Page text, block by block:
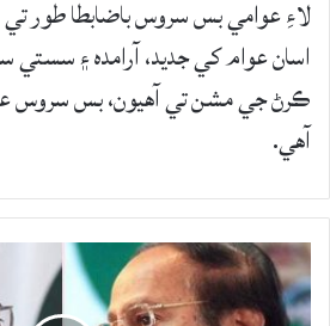
لاءِ عوامي بس سروس باضابطا طور
اسان عوام کي جديد، آرامده ۽ سستي
ڪرڻ جي مشن تي آهيون، بس سروس
آهي.